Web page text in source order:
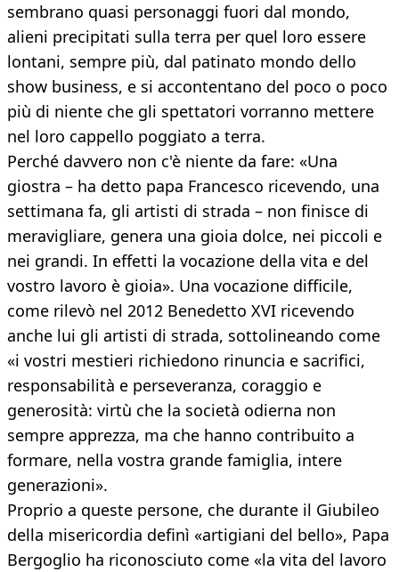
sembrano quasi personaggi fuori dal mondo,
alieni precipitati sulla terra per quel loro essere
lontani, sempre più, dal patinato mondo dello
show business, e si accontentano del poco o poco
più di niente che gli spettatori vorranno mettere
nel loro cappello poggiato a terra.
Perché davvero non c'è niente da fare: «Una
giostra – ha detto papa Francesco ricevendo, una
settimana fa, gli artisti di strada – non finisce di
meravigliare, genera una gioia dolce, nei piccoli e
nei grandi. In effetti la vocazione della vita e del
vostro lavoro è gioia». Una vocazione difficile,
come rilevò nel 2012 Benedetto XVI ricevendo
anche lui gli artisti di strada, sottolineando come
«i vostri mestieri richiedono rinuncia e sacrifici,
responsabilità e perseveranza, coraggio e
generosità: virtù che la società odierna non
sempre apprezza, ma che hanno contribuito a
formare, nella vostra grande famiglia, intere
generazioni».
Proprio a queste persone, che durante il Giubileo
della misericordia definì «artigiani del bello», Papa
Bergoglio ha riconosciuto come «la vita del lavoro